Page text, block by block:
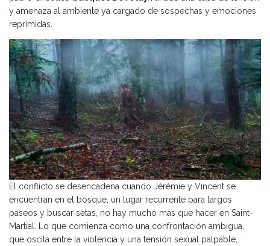
y amenaza al ambiente ya cargado de sospechas y emociones
reprimidas.
El conflicto se desencadena cuando Jérémie y Vincent se
encuentran en el bosque, un lugar recurrente para largos
paseos y buscar setas, no hay mucho más que hacer en Saint-
Martial. Lo que comienza como una confrontación ambigua,
que oscila entre la violencia y una tensión sexual palpable,